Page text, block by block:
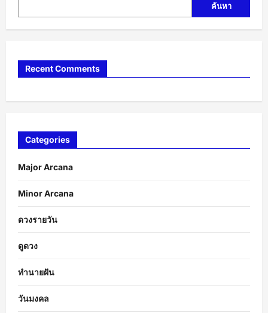
ค้นหา
Recent Comments
Categories
Major Arcana
Minor Arcana
ดวงรายวัน
ดูดวง
ทำนายฝัน
วันมงคล